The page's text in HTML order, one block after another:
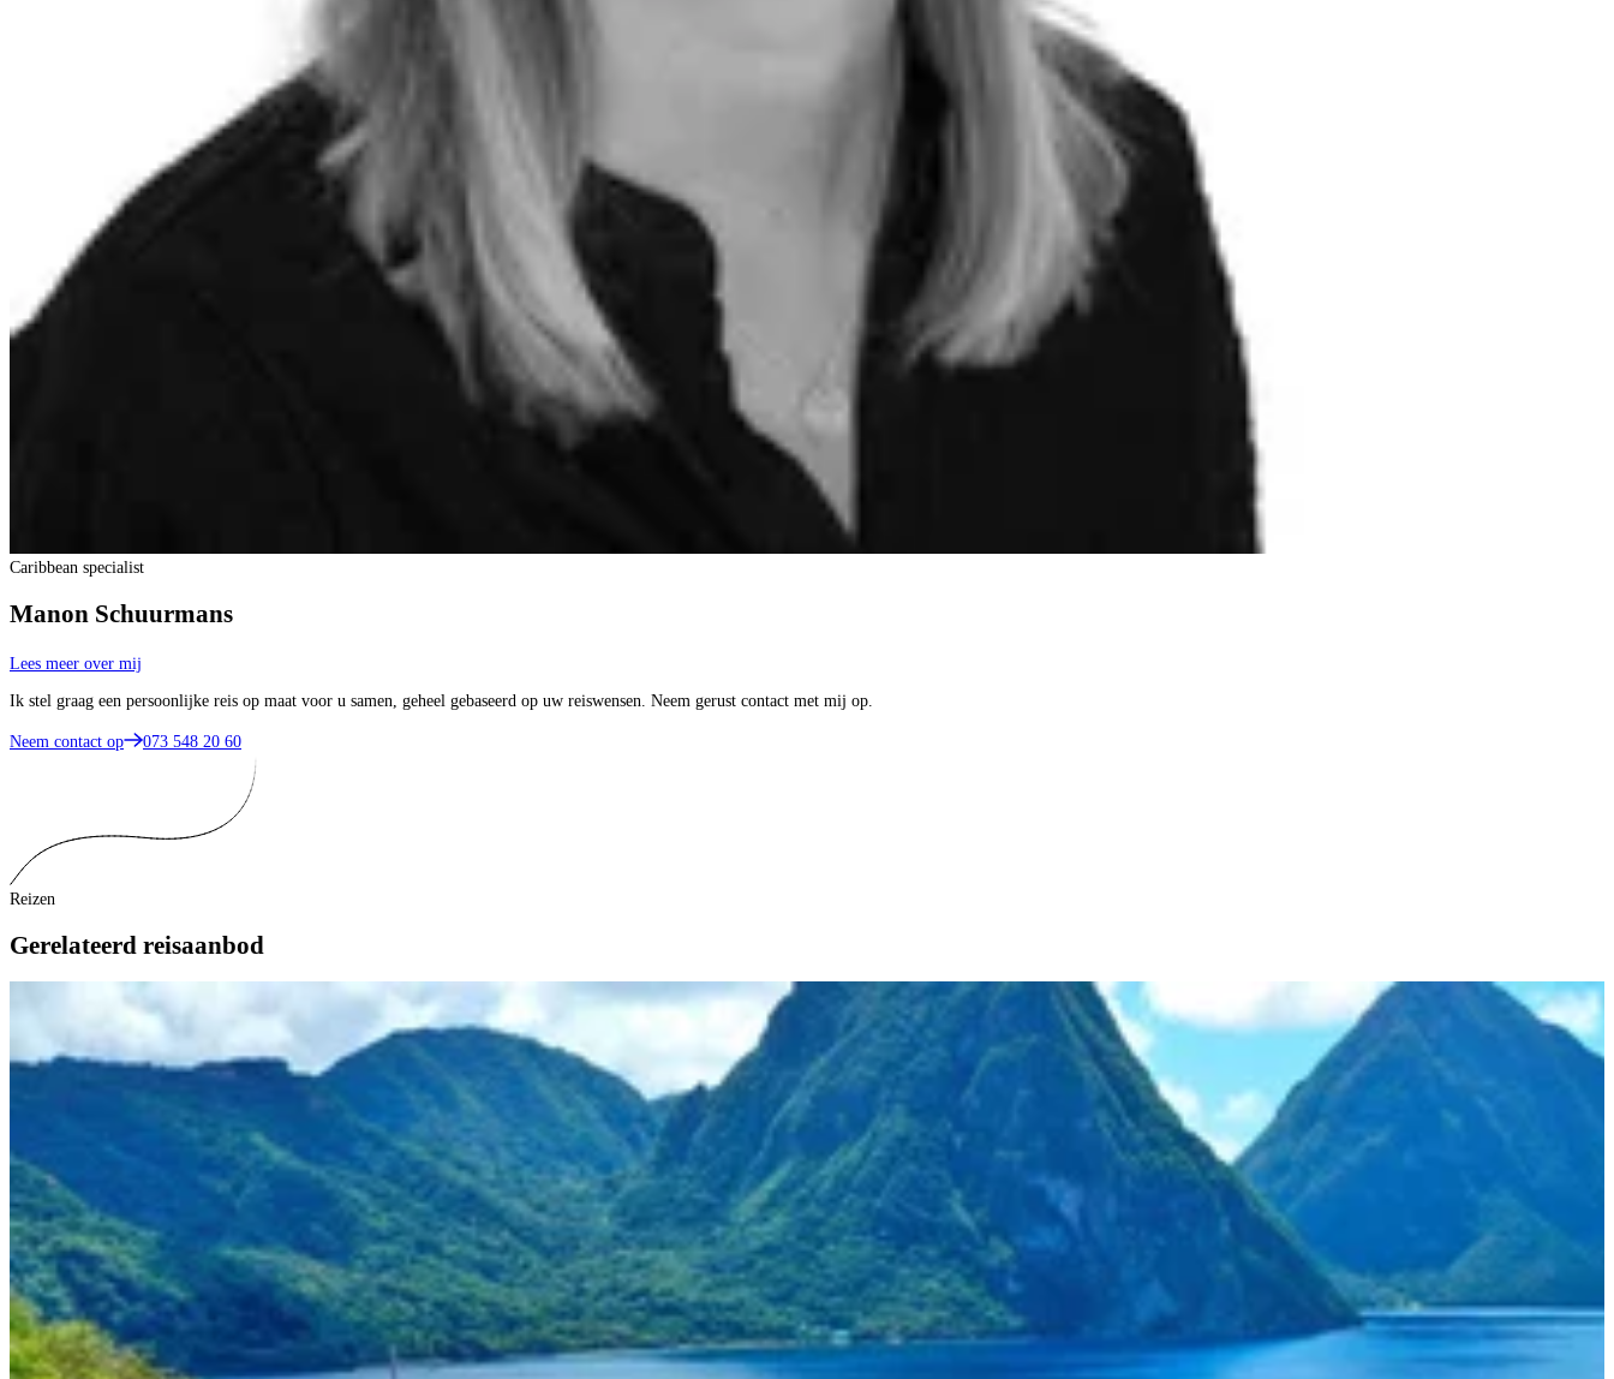
Caribbean specialist
Manon Schuurmans
Lees meer over mij
Ik stel graag een persoonlijke reis op maat voor u samen, geheel gebaseerd op uw reiswensen. Neem gerust contact met mij op.
Neem contact op 073 548 20 60
Reizen
Gerelateerd reisaanbod